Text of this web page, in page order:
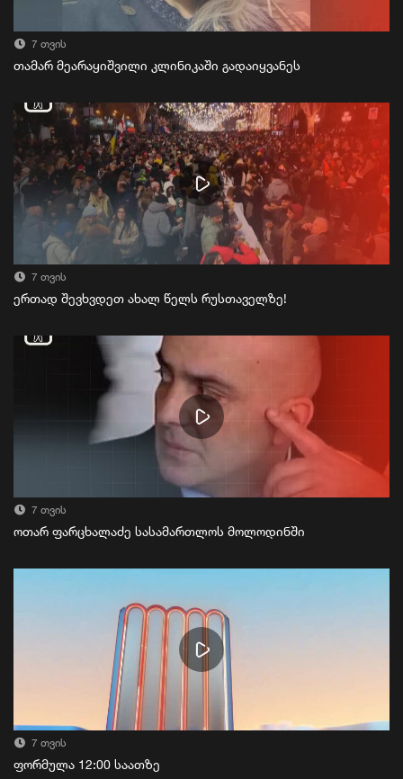
7 თვის
თამარ მეარაყიშვილი კლინიკაში გადაიყვანეს
7 თვის
ერთად შევხვდეთ ახალ წელს რუსთაველზე!
7 თვის
ოთარ ფარცხალაძე სასამართლოს მოლოდინში
7 თვის
ფორმულა 12:00 საათზე